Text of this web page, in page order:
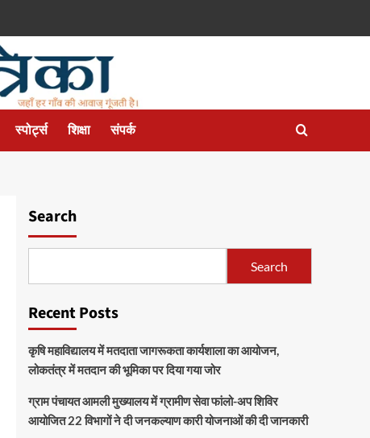
स्पोर्ट्स शिक्षा संपर्क
Search
Search
Recent Posts
कृषि महाविद्यालय में मतदाता जागरूकता कार्यशाला का आयोजन,
लोकतंत्र में मतदान की भूमिका पर दिया गया जोर
ग्राम पंचायत आमली मुख्यालय में ग्रामीण सेवा फांलो-अप शिविर
आयोजित 22 विभागों ने दी जनकल्याण कारी योजनाओं की दी जानकारी